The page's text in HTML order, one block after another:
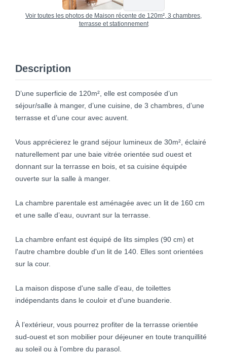
Voir toutes les photos de Maison récente de 120m², 3 chambres,
terrasse et stationnement
Description
D’une superficie de 120m², elle est composée d’un
séjour/salle à manger, d’une cuisine, de 3 chambres, d’une
terrasse et d’une cour avec auvent.
Vous apprécierez le grand séjour lumineux de 30m², éclairé
naturellement par une baie vitrée orientée sud ouest et
donnant sur la terrasse en bois, et sa cuisine équipée
ouverte sur la salle à manger.
La chambre parentale est aménagée avec un lit de 160 cm
et une salle d’eau, ouvrant sur la terrasse.
La chambre enfant est équipé de lits simples (90 cm) et
l'autre chambre double d'un lit de 140. Elles sont orientées
sur la cour.
La maison dispose d'une salle d’eau, de toilettes
indépendants dans le couloir et d'une buanderie.
À l’extérieur, vous pourrez profiter de la terrasse orientée
sud-ouest et son mobilier pour déjeuner en toute tranquillité
au soleil ou à l’ombre du parasol.